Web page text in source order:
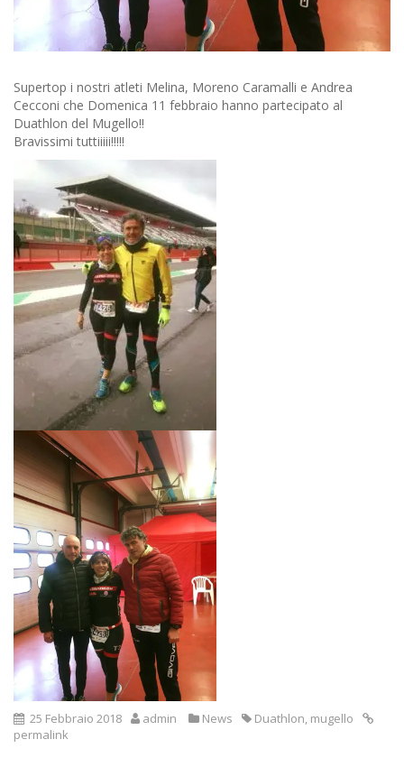
Supertop i nostri atleti Melina, Moreno Caramalli e Andrea
Cecconi che Domenica 11 febbraio hanno partecipato al
Duathlon del Mugello!!
Bravissimi tuttiiiii!!!!!
25 Febbraio 2018 admin News Duathlon, mugello
permalink